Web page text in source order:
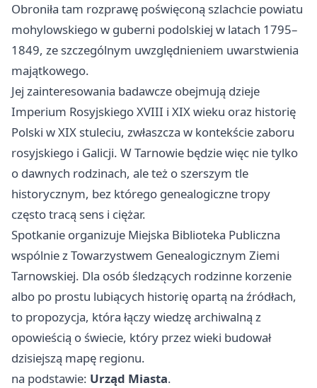
Obroniła tam rozprawę poświęconą szlachcie powiatu
mohylowskiego w guberni podolskiej w latach 1795–
1849, ze szczególnym uwzględnieniem uwarstwienia
majątkowego.
Jej zainteresowania badawcze obejmują dzieje
Imperium Rosyjskiego XVIII i XIX wieku oraz historię
Polski w XIX stuleciu, zwłaszcza w kontekście zaboru
rosyjskiego i Galicji. W Tarnowie będzie więc nie tylko
o dawnych rodzinach, ale też o szerszym tle
historycznym, bez którego genealogiczne tropy
często tracą sens i ciężar.
Spotkanie organizuje Miejska Biblioteka Publiczna
wspólnie z Towarzystwem Genealogicznym Ziemi
Tarnowskiej. Dla osób śledzących rodzinne korzenie
albo po prostu lubiących historię opartą na źródłach,
to propozycja, która łączy wiedzę archiwalną z
opowieścią o świecie, który przez wieki budował
dzisiejszą mapę regionu.
na podstawie: Urząd Miasta.